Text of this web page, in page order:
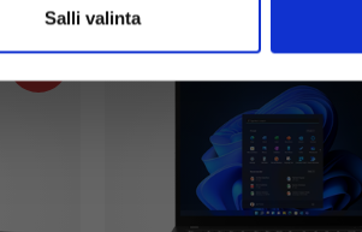
Salli valinta
38%